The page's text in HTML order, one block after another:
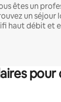
êtes un
un séjour
haut débit et